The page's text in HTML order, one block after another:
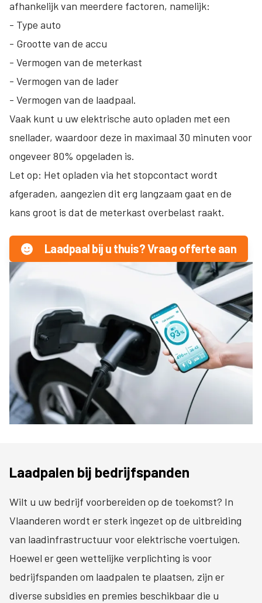
afhankelijk van meerdere factoren, namelijk:
- Type auto
- Grootte van de accu
- Vermogen van de meterkast
- Vermogen van de lader
- Vermogen van de laadpaal.
Vaak kunt u uw elektrische auto opladen met een
snellader, waardoor deze in maximaal 30 minuten voor
ongeveer 80% opgeladen is.
Let op: Het opladen via het stopcontact wordt
afgeraden, aangezien dit erg langzaam gaat en de
kans groot is dat de meterkast overbelast raakt.
Laadpaal bij u thuis? Vraag offerte aan
Laadpalen bij bedrijfspanden
Wilt u uw bedrijf voorbereiden op de toekomst? In
Vlaanderen wordt er sterk ingezet op de uitbreiding
van laadinfrastructuur voor elektrische voertuigen.
Hoewel er geen wettelijke verplichting is voor
bedrijfspanden om laadpalen te plaatsen, zijn er
diverse subsidies en premies beschikbaar die u